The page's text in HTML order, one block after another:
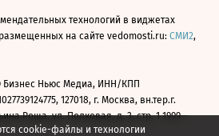
cookie-файлы и технологии
технологий в виджетах
на сайте vedomosti.ru: СМИ2,
Ньюс Медиа, ИНН/КПП
127018, г. Москва, вн.тер.г.
Роща, ул. Полковая, д. 3, стр. 1 1999—